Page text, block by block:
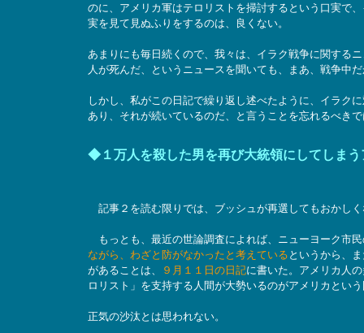
のに、アメリカ軍はテロリストを掃討するという口実で
実を見て見ぬふりをするのは、良くない。
あまりにも毎日続くので、我々は、イラク戦争に関する
人が死んだ、というニュースを聞いても、まあ、戦争中
しかし、私がこの日記で繰り返し述べたように、イラク
あり、それが続いているのだ、と言うことを忘れるべき
◆１万人を殺した男を再び大統領にしてしまう
記事２を読む限りでは、ブッシュが再選してもおかし
もっとも、最近の世論調査によれば、ニューヨーク市
ながら、わざと防がなかったと考えている というから、
があることは、
９月１１日の日記に書いた。アメリカ人
ロリスト」を支持する人間が大勢いるのがアメリカとい
正気の沙汰とは思われない。